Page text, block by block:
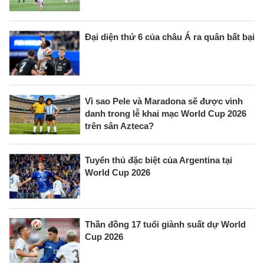
Đại diện thứ 6 của châu Á ra quân bất bại
Vì sao Pele và Maradona sẽ được vinh
danh trong lễ khai mạc World Cup 2026
trên sân Azteca?
Tuyển thủ đặc biệt của Argentina tại
World Cup 2026
Thần đồng 17 tuổi giành suất dự World
Cup 2026